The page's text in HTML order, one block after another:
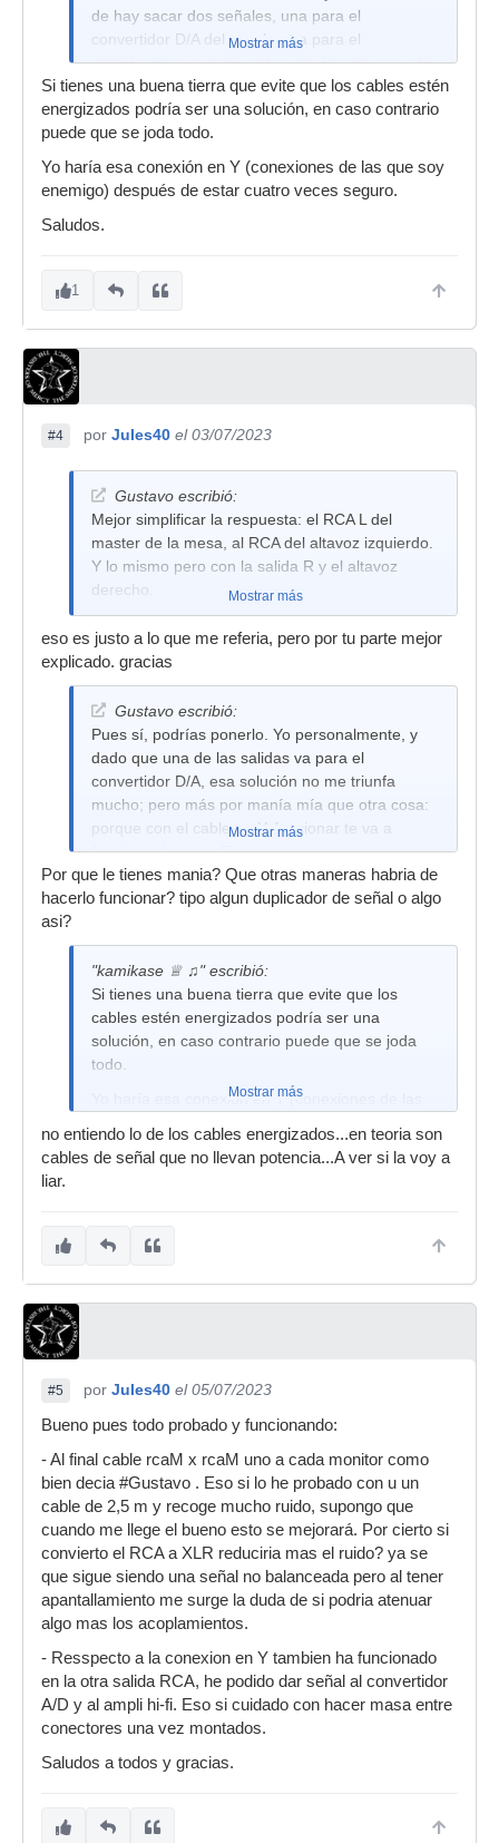
de hay sacar dos señales, una para el
convertidor D/A del pc y la otra para el
amplifcador que tenia antes con los altavoces hi-
fi.
Mostrar más
Si tienes una buena tierra que evite que los cables estén
energizados podría ser una solución, en caso contrario
puede que se joda todo.
Yo haría esa conexión en Y (conexiones de las que soy
enemigo) después de estar cuatro veces seguro.
Saludos.
1
#4 por Jules40 el 03/07/2023
Gustavo escribió:
Mejor simplificar la respuesta: el RCA L del
master de la mesa, al RCA del altavoz izquierdo.
Y lo mismo pero con la salida R y el altavoz
derecho.
Mostrar más
eso es justo a lo que me referia, pero por tu parte mejor
explicado. gracias
Gustavo escribió:
Pues sí, podrías ponerlo. Yo personalmente, y
dado que una de las salidas va para el
convertidor D/A, esa solución no me triunfa
mucho; pero más por manía mía que otra cosa:
porque con el cable en Y, funcionar te va a
funcionar la cosa. Eso seguro...
Mostrar más
Por que le tienes mania? Que otras maneras habria de
hacerlo funcionar? tipo algun duplicador de señal o algo
asi?
"kamikase ♕ ♫" escribió:
Si tienes una buena tierra que evite que los
cables estén energizados podría ser una
solución, en caso contrario puede que se joda
todo.
Yo haría esa conexión en Y (conexiones de las
veces seguro.
Mostrar más
no entiendo lo de los cables energizados...en teoria son
cables de señal que no llevan potencia...A ver si la voy a
liar.
#5 por Jules40 el 05/07/2023
Bueno pues todo probado y funcionando:
- Al final cable rcaM x rcaM uno a cada monitor como
bien decia #Gustavo . Eso si lo he probado con u un
cable de 2,5 m y recoge mucho ruido, supongo que
cuando me llege el bueno esto se mejorará. Por cierto si
convierto el RCA a XLR reduciria mas el ruido? ya se
que sigue siendo una señal no balanceada pero al tener
apantallamiento me surge la duda de si podria atenuar
algo mas los acoplamientos.
- Resspecto a la conexion en Y tambien ha funcionado
en la otra salida RCA, he podido dar señal al convertidor
A/D y al ampli hi-fi. Eso si cuidado con hacer masa entre
conectores una vez montados.
Saludos a todos y gracias.